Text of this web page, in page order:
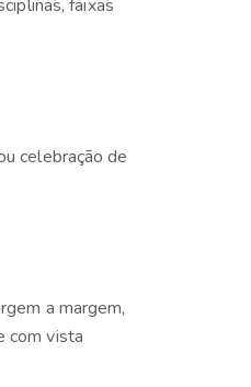
faixas
celebração de
a margem,
com vista